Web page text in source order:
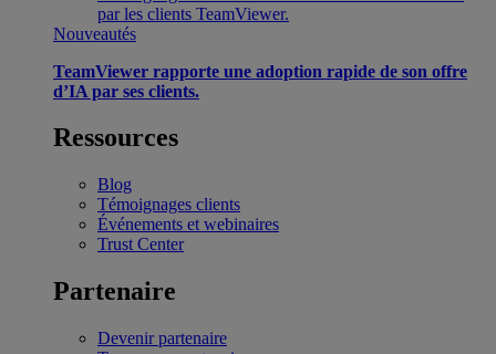
par les clients TeamViewer.
Nouveautés
TeamViewer rapporte une adoption rapide de son offre
d’IA par ses clients.
Ressources
Blog
Témoignages clients
Événements et webinaires
Trust Center
Partenaire
Devenir partenaire